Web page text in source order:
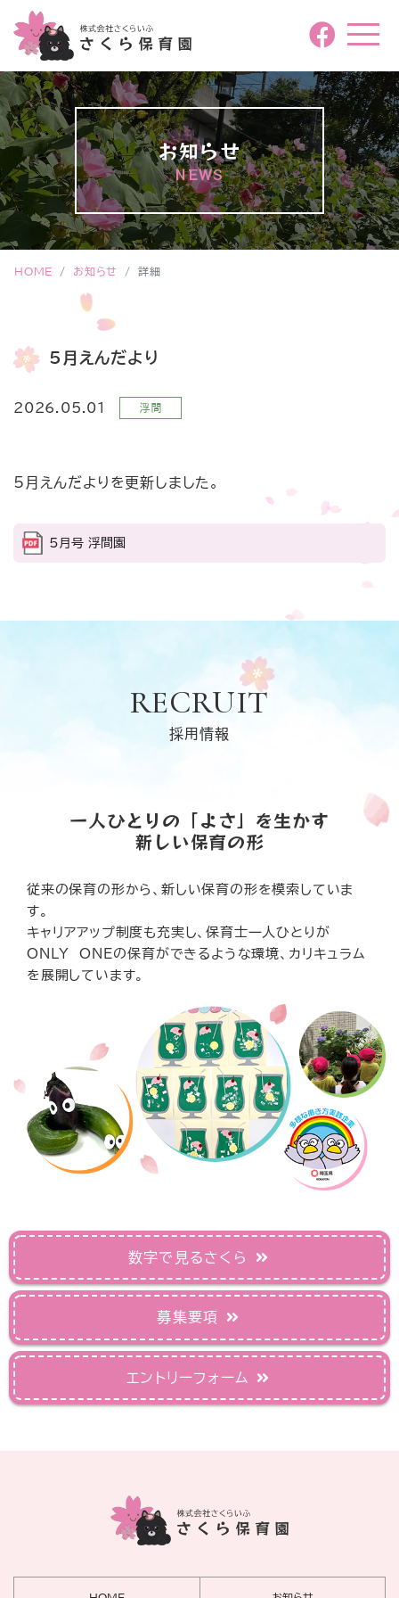
お知らせ
NEWS
HOME お知らせ 詳細
5月えんだより
2026.05.01 浮間
5月えんだよりを更新しました。
5月号 浮間園
RECRUIT
採用情報
一人ひとりの「よさ」を生かす
新しい保育の形
従来の保育の形から、新しい保育の形を模索していま
す。
キャリアアップ制度も充実し、保育士一人ひとりが
ONLY ONEの保育ができるような環境、カリキュラム
を展開しています。
数字で見るさくら
募集要項
エントリーフォーム